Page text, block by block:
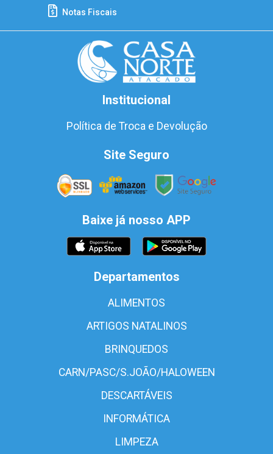
Notas Fiscais
Institucional
Política de Troca e Devolução
Site Seguro
Baixe já nosso APP
Departamentos
ALIMENTOS
ARTIGOS NATALINOS
BRINQUEDOS
CARN/PASC/S.JOÃO/HALOWEEN
DESCARTÁVEIS
INFORMÁTICA
LIMPEZA